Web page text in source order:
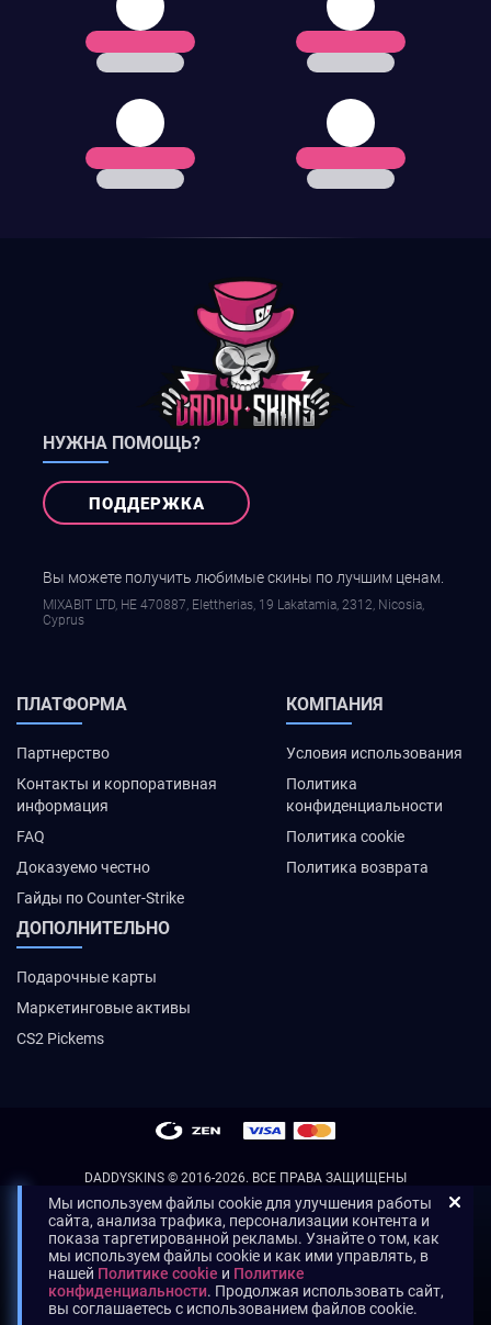
НУЖНА ПОМОЩЬ?
ПОДДЕРЖКА
Вы можете получить любимые скины по лучшим ценам.
MIXABIT LTD, ΗΕ 470887, Elettherias, 19 Lakatamia, 2312, Nicosia,
Cyprus
ПЛАТФОРМА
Партнерство
Контакты и корпоративная
информация
FAQ
Доказуемо честно
Гайды по Counter-Strike
КОМПАНИЯ
Условия использования
Политика
конфиденциальности
Политика cookie
Политика возврата
ДОПОЛНИТЕЛЬНО
Подарочные карты
Маркетинговые активы
CS2 Pickems
DADDYSKINS © 2016-2026. ВСЕ ПРАВА ЗАЩИЩЕНЫ
Мы используем файлы cookie для улучшения работы
сайта, анализа трафика, персонализации контента и
показа таргетированной рекламы. Узнайте о том, как
мы используем файлы cookie и как ими управлять, в
нашей Политике cookie и Политике
конфиденциальности. Продолжая использовать сайт,
вы соглашаетесь с использованием файлов cookie.